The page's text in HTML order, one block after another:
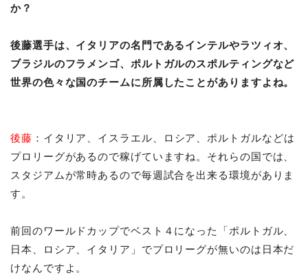
か？
後藤選手は、イタリアの名門であるインテルやラツィオ、
ブラジルのフラメンゴ、ポルトガルのスポルティングなど
世界の色々な国のチームに所属したことがありますよね。
後藤 ：イタリア、イスラエル、ロシア、ポルトガルなどは
プロリーグがあるので稼げていますね。それらの国では、
スタジアムが常時あるので毎週試合を出来る環境がありま
す。
前回のワールドカップでベスト４になった「ポルトガル、
日本、ロシア、イタリア」でプロリーグが無いのは日本だ
けなんですよ。